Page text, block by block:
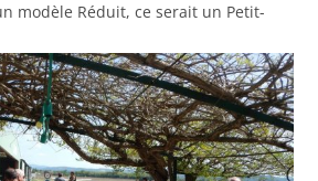
modèle Réduit, ce serait un Petit-